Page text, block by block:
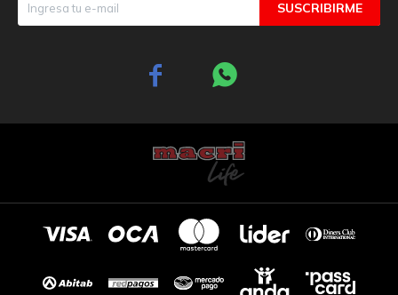
SUSCRIBIRME
 